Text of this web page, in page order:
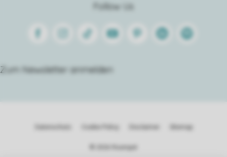
Follow Us
FacebookInstagram
Tiktok Youtube PinterestLinkedinSpotify
Zum Newsletter anmelden